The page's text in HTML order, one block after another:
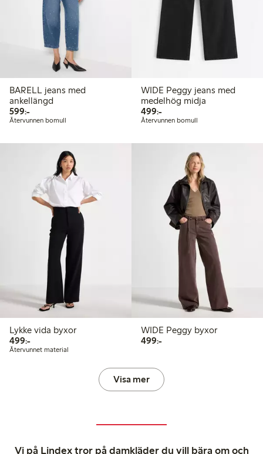
BARELL jeans med
ankellängd
599:-599,00 kr
Återvunnen bomull
WIDE Peggy jeans med
medelhög midja
499:-499,00 kr
Återvunnen bomull
Lykke vida byxor
499:-499,00 kr
Återvunnet material
WIDE Peggy byxor
499:-499,00 kr
Visa mer
Vi på Lindex tror på damkläder du vill bära om och